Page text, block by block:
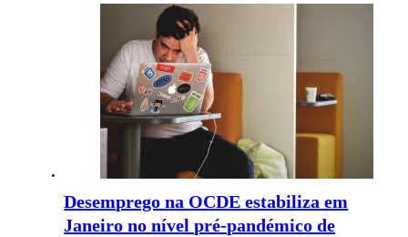
Desemprego na OCDE estabiliza em
Janeiro no nível pré-pandémico de